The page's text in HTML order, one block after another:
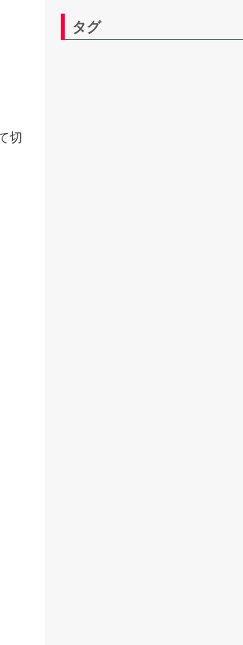
切
タグ